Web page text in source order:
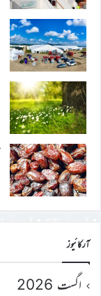
آرکائیوز
اگست 2026